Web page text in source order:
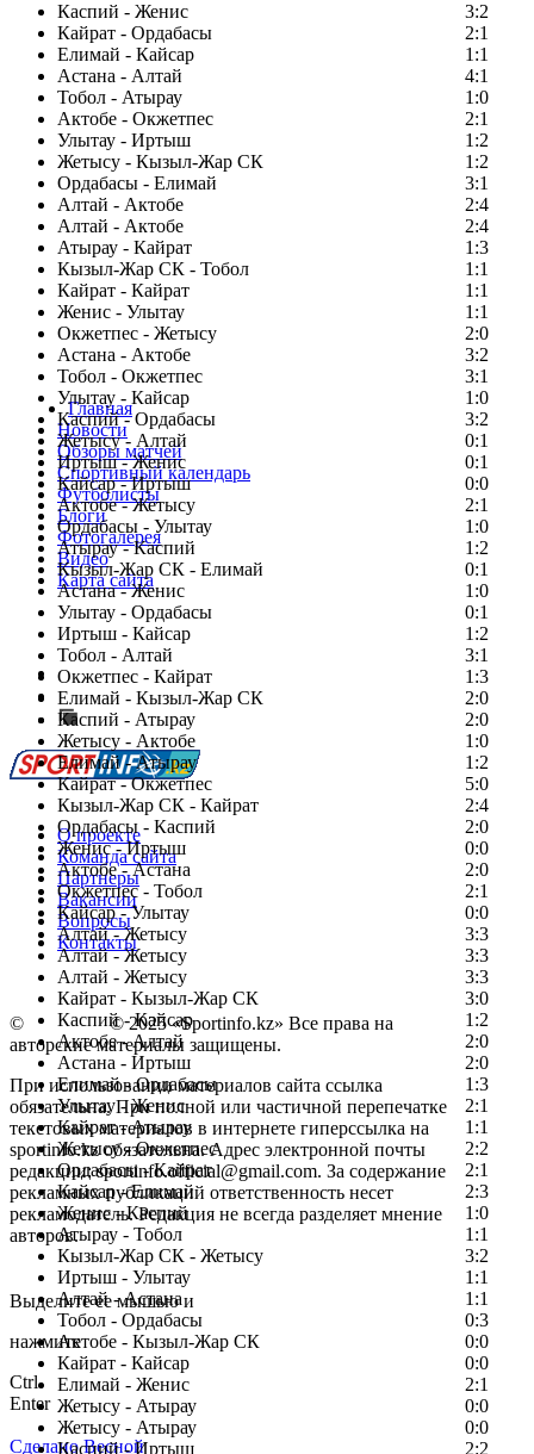
Каспий - Женис
3:2
Кайрат - Ордабасы
2:1
Елимай - Кайсар
1:1
Астана - Алтай
4:1
Тобол - Атырау
1:0
Актобе - Окжетпес
2:1
Улытау - Иртыш
1:2
Жетысу - Кызыл-Жар СК
1:2
Ордабасы - Елимай
3:1
Алтай - Актобе
2:4
Алтай - Актобе
2:4
Атырау - Кайрат
1:3
Кызыл-Жар СК - Тобол
1:1
Кайрат - Кайрат
1:1
Женис - Улытау
1:1
Окжетпес - Жетысу
2:0
Астана - Актобе
3:2
Тобол - Окжетпес
3:1
Улытау - Кайсар
1:0
Каспий - Ордабасы
3:2
Жетысу - Алтай
0:1
Иртыш - Женис
0:1
Кайсар - Иртыш
0:0
Актобе - Жетысу
2:1
Ордабасы - Улытау
1:0
Атырау - Каспий
1:2
Кызыл-Жар СК - Елимай
0:1
Астана - Женис
1:0
Улытау - Ордабасы
0:1
Иртыш - Кайсар
1:2
Тобол - Алтай
3:1
Окжетпес - Кайрат
1:3
Елимай - Кызыл-Жар СК
2:0
Каспий - Атырау
2:0
Жетысу - Актобе
1:0
Елимай - Атырау
1:2
Кайрат - Окжетпес
5:0
Кызыл-Жар СК - Кайрат
2:4
Ордабасы - Каспий
2:0
Женис - Иртыш
0:0
Актобе - Астана
2:0
Окжетпес - Тобол
2:1
Кайсар - Улытау
0:0
Алтай - Жетысу
3:3
Алтай - Жетысу
3:3
Алтай - Жетысу
3:3
Кайрат - Кызыл-Жар СК
3:0
Каспий - Кайсар
1:2
Актобе - Алтай
2:0
Астана - Иртыш
2:0
Елимай - Ордабасы
1:3
Улытау - Женис
2:1
Кайрат - Атырау
1:1
Жетысу - Окжетпес
2:2
Ордабасы - Кайрат
2:1
Кайсар - Елимай
2:3
Женис - Каспий
1:0
Атырау - Тобол
1:1
Кызыл-Жар СК - Жетысу
3:2
Иртыш - Улытау
1:1
Алтай - Астана
1:1
Тобол - Ордабасы
0:3
Актобе - Кызыл-Жар СК
0:0
Кайрат - Кайсар
0:0
Елимай - Женис
2:1
Жетысу - Атырау
0:0
Жетысу - Атырау
0:0
Каспий - Иртыш
2:2
Главная
Новости
Обзоры матчей
Спортивный календарь
Футболисты
Блоги
Фотогалерея
Видео
Карта сайта
Есть идея?
Сообщить о мероприятии
Перейти на старый сайт
О проекте
Команда сайта
Партнеры
Вакансии
Вопросы
Контакты
© Copyright© 2025 «Sportinfo.kz» Все права на
авторские материалы защищены.
При использовании материалов сайта ссылка
обязательна. При полной или частичной перепечатке
текстовых материалов в интернете гиперссылка на
sportinfo.kz обязательна. Адрес электронной почты
редакции: sportinfo.official@gmail.com. За содержание
рекламных публикаций ответственность несет
рекламодатель. Редакция не всегда разделяет мнение
авторов.
Заметили ошибку в тексте?
Выделите ее мышью и
нажмите
Ctrl
Enter
Сделано Весной